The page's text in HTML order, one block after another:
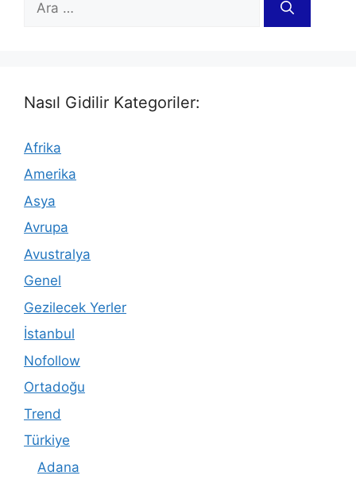
ara
Nasıl Gidilir Kategoriler:
Afrika
Amerika
Asya
Avrupa
Avustralya
Genel
Gezilecek Yerler
İstanbul
Nofollow
Ortadoğu
Trend
Türkiye
Adana